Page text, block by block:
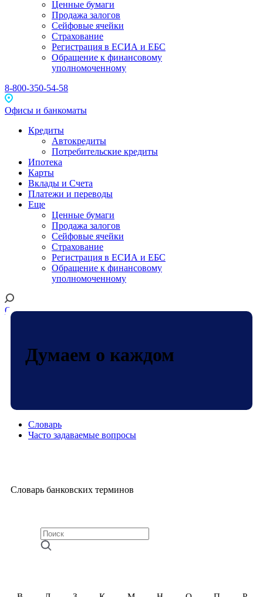
Ценные бумаги
Продажа залогов
Сейфовые ячейки
Страхование
Регистрация в ЕСИА и ЕБС
Обращение к финансовому
уполномоченному
8-800-350-54-58
Офисы и банкоматы
Кредиты
Автокредиты
Потребительские кредиты
Ипотека
Карты
Вклады и Счета
Платежи и переводы
Еще
Ценные бумаги
Продажа залогов
Сейфовые ячейки
Страхование
Регистрация в ЕСИА и ЕБС
Обращение к финансовому
уполномоченному
Онлайн-банк
Думаем о каждом
Словарь
Часто задаваемые вопросы
Словарь банковских терминов